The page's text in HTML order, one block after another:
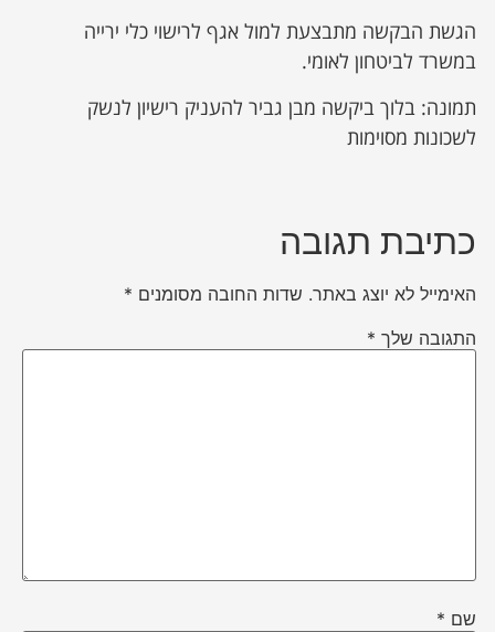
הגשת הבקשה מתבצעת למול אגף לרישוי כלי ירייה
במשרד לביטחון לאומי.
תמונה: בלוך ביקשה מבן גביר להעניק רישיון לנשק
לשכונות מסוימות
כתיבת תגובה
האימייל לא יוצג באתר. שדות החובה מסומנים *
התגובה שלך *
שם *